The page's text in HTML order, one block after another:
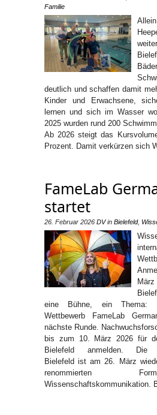
Familie
deutlich und schaffen damit
Kinder und Erwachsene,
lernen und sich im Wasser
2025 wurden rund 200
Ab 2026 steigt das
Prozent. Damit verkürzen sich
FameLab
startet
26. Februar 2026 DVin Bielefeld,
eine Bühne, ein Thema:
Wettbewerb FameLab
nächste Runde.
bis zum 10. März 2026 für
Bielefeld anmelden. Die
Bielefeld ist am 26. März
renommierten
Wissenschaftskommunikation.